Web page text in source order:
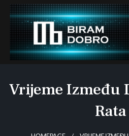
Skip
content
Vrijeme Između
Rata